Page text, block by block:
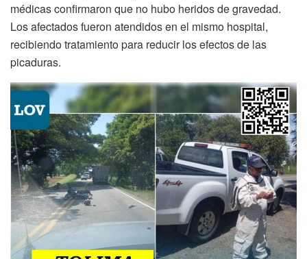
médicas confirmaron que no hubo heridos de gravedad.
Los afectados fueron atendidos en el mismo hospital,
recibiendo tratamiento para reducir los efectos de las
picaduras.